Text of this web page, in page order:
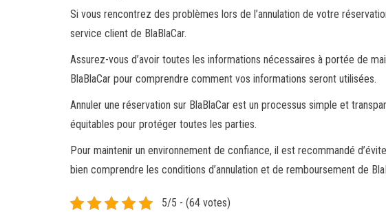
Si vous rencontrez des problèmes lors de l’annulation de votre
service client de BlaBlaCar.
Assurez-vous d’avoir toutes les informations nécessaires à portée de
BlaBlaCar pour comprendre comment vos informations seront utilisées.
Annuler une réservation sur BlaBlaCar est un processus simple et
équitables pour protéger toutes les parties.
Pour maintenir un environnement de confiance, il est recommandé
bien comprendre les conditions d’annulation et de remboursement de
5/5 - (64 votes)